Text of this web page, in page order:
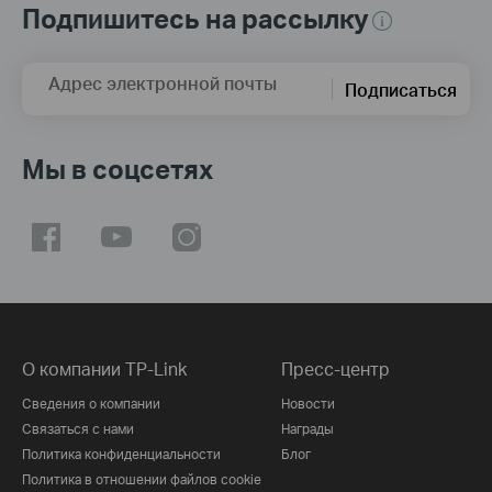
Подпишитесь на рассылку
Адрес электронной почты Подписаться
Мы в соцсетях
О компании TP-Link
Сведения о компании
Связаться с нами
Политика конфиденциальности
Политика в отношении файлов cookie
Пресс-центр
Новости
Награды
Блог